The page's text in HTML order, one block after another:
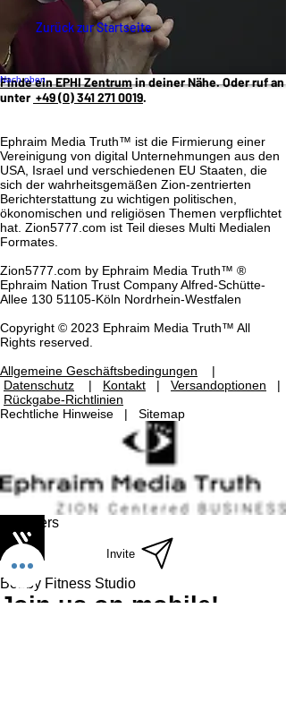
Zurück zur Startseite
Nach oben
Finde ein EPHI Zentrumin deiner Nähe. Oder ruf an
unter +49 (0) 341 271 0019‬.
Ephraim Media Truth™ ist die Firmierung einer
Vereinigung von digital Unternehmungen aus den
USA, Israel und verschiedenen EU Staaten, die
sich der wahrheitsgemäßen Zion-zentrierten
Berichterstattung zu wichtigen politischen,
ökonomischen und religiösen Themen verpflichtet
hat. Zion5777.com ist Teil dieses Multi Medialen
Formates.
Zion5777.com by Ephraim Media Truth™ ®
Ephraim Nation Trust Company Alfred-Schütte-
Allee 130 51105-Köln Nordrhein-Westfalen
Copyright © 2023 Ephraim Media Truth™ All
Rights reserved.
Allgemeine Geschäftsbedingungen |
Datenschutz | Kontakt | Versandoptionen |
Rückgabe-Richtlinien
Rechtliche Hinweise | Sitemap
Members
Invite
Bobby Fitness Studio
Join us on mobile!